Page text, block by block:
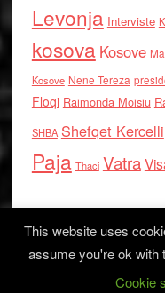
Levonja Interviste
kosova Kosove
Kosove Nene Tereza
Floqi Raimonda Moisiu
SHBA Shefqet Kercelli
Paja Thaci Vatra
This website uses
assume you're ok with
Cookie